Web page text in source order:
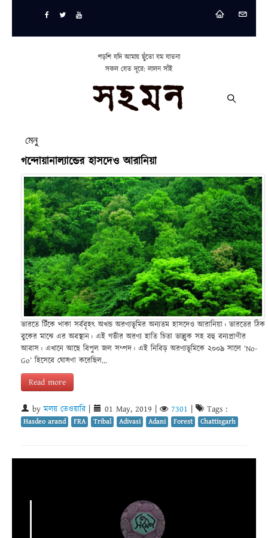
পড়শি যদি আমায় ছুঁতো যম যাতনা
সকল যেত দূরে: লালন সাঁই
মেনু
গন্দোয়ানাল্যান্ডের হাসদেও আরানিয়া
ভারতে টিঁকে থাকা সর্ববৃহৎ অখন্ড অরণ্যভূমির অন্যতম হাসদেও আরানিয়া। ভারতের ঠিক
বুকের মাঝে এর অবস্থান। এই গভীর অরণ্য হাতি চিতা ভাল্লুক সহ বহু বন্যপ্রাণীর
আবাস। এখানে আছে বিপুল জল সম্পদ। এই নিবিড় অরণ্যভূমিকে ২০০৯ সালে ‘No-
Go’ হিসেবে ঘোষণা করেছিল...
Read more
byমলয় তেওয়ারি| 01 May, 2019 7301 Tags :
Hasdeo arand FRA Tribal Adivasi Adani Forest Chattisgarh